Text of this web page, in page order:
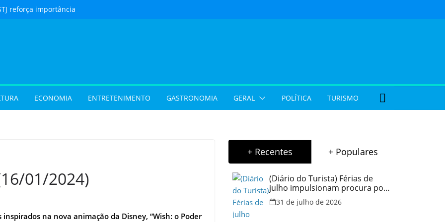
reforça importância
inéditas de
gratuitas no fim
Pais em Goiânia
ECONOMIA ENTRETENIMENTO GASTRONOMIA GERAL POLÍTICA TURISMO
01/2024)
na nova animação da Disney, “Wish: o Poder
+ Recentes + Populares
(Diário do Turista) Férias de
julho impulsionam procura por
hospedagem em Goiás e
reforçam cuidados na hora de
31 de julho de 2026